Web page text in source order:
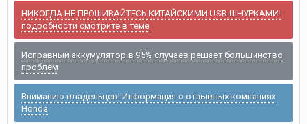
НИКОГДА НЕ ПРОШИВАЙТЕСЬ КИТАЙСКИМИ USB-ШНУРКАМИ!
подробности смотрите в теме
Исправный аккумулятор в 95% случаев решает большинство
проблем
Вниманию владельцев! Информация о отзывных компаниях
Honda